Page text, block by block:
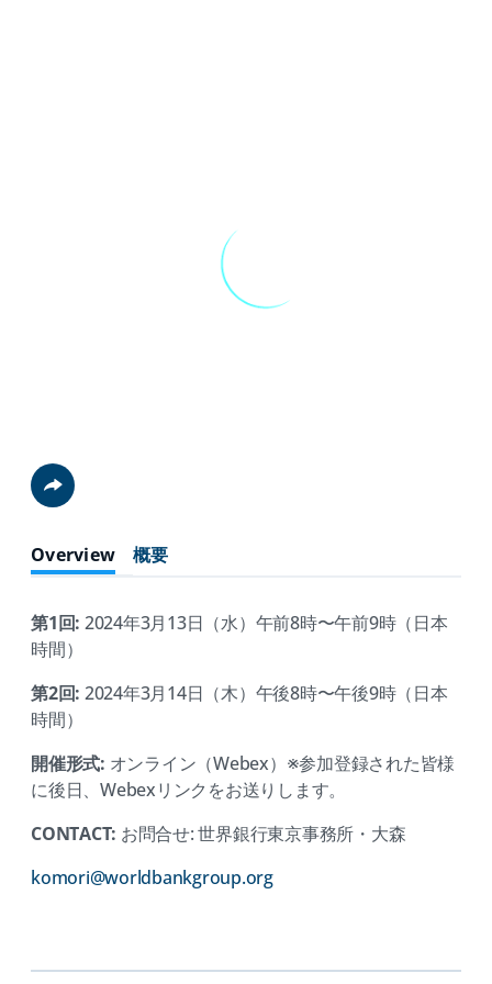
Share
Overview 概要
第1回: 2024年3月13日（水）午前8時〜午前9時（日本
時間）
第2回: 2024年3月14日（木）午後8時〜午後9時（日本
時間）
開催形式: オンライン（Webex）※参加登録された皆様
に後日、Webexリンクをお送りします。
CONTACT: お問合せ: 世界銀行東京事務所・大森
komori@worldbankgroup.org(opens